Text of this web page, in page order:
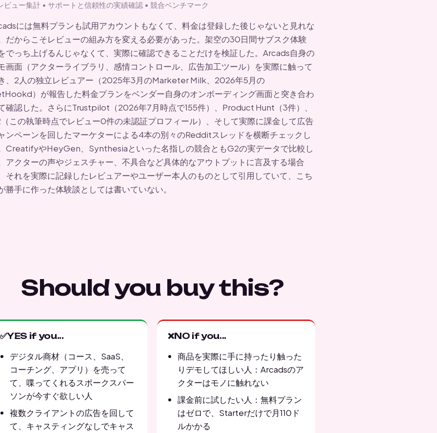
ビュー集計 • サポートと信頼性の実績確認 • 競合ベンチマーク
には無料プランも試用アカウントもなくて、料金は登録した後じゃないと見れな
だからこそレビューの組み方を変える必要があった。架空の30日間サブスク体験
でっち上げるんじゃなくて、実際に確認できることだけを検証した。Arcads自身の
画面（アクターライブラリ、感情コントロール、広告加工ツール）を実際に触って
、2人の独立レビュアー（2025年3月のMarketer Milk、2026年5月の
）が報告した料金プランをベンダー自身のオンボーディング画面と突き合わ
確認した。さらにTrustpilot（2026年7月時点で155件）、Product Hunt（3件）、
この執筆時点でレビュー0件の未認証プロフィール）、そして実際に課金して広告
ンペーンを回したマーケターによる4本の別々のRedditスレッドを横断チェックし
CreatifyやHeyGen、Synthesiaといった名指しの競合ともG2の実データで比較し
アクターの声やジェスチャー、不具合など具体的なアウトプットに言及する場合
それを実際に記録したレビュアーやユーザー本人のものとして引用していて、こち
勝手に作った体験談としては書いていない。
Should you buy this?
✅YES if you...
デジタル商材（コース、SaaS、
コーチング、アプリ）を売って
て、喋ってくれるスポークスパー
ソンが今すぐ欲しい人
複数クライアントの広告を回して
て、キャスティングなしでキャス
❌NO if you...
商品を実際に手に持ったり触った
りデモしてほしい人：Arcadsのア
クターはモノに触れない
課金前に試したい人：無料プラン
はゼロで、Starterだけで月110ド
ルかかる